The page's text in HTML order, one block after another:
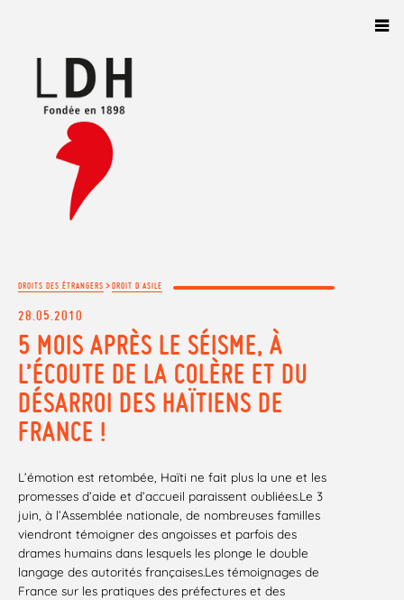
DROITS DES ÉTRANGERS >DROIT D'ASILE
28.05.2010
5 MOIS APRÈS LE SÉISME, À
L’ÉCOUTE DE LA COLÈRE ET DU
DÉSARROI DES HAÏTIENS DE
FRANCE !
L’émotion est retombée, Haïti ne fait plus la une et les
promesses d’aide et d’accueil paraissent oubliées.Le 3
juin, à l’Assemblée nationale, de nombreuses familles
viendront témoigner des angoisses et parfois des
drames humains dans lesquels les plonge le double
langage des autorités françaises.Les témoignages de
France sur les pratiques des préfectures et des